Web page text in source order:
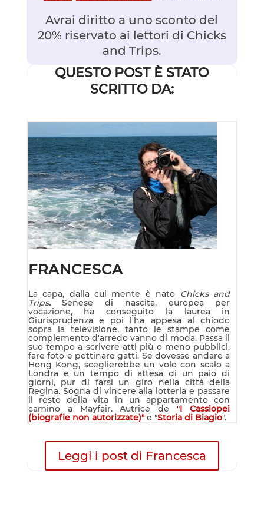
Avrai diritto a uno sconto del
20% riservato ai lettori di Chicks
and Trips.
QUESTO POST È STATO
SCRITTO DA:
FRANCESCA
La capa, dalla cui mente è nato Chicks and
Trips.Senese di nascita, europea per
vocazione, ha conseguito la laurea in
Giurisprudenza e poi l'ha appesa al chiodo
sopra la televisione, tanto le stampe come
complemento d'arredo vanno di moda. Passa il
suo tempo a scrivere atti più o meno pubblici,
fare foto e pettinare gatti. Se dovesse andare a
Hong Kong, sceglierebbe un volo con scalo a
Londra e un tempo di attesa di un paio di
giorni, pur di farsi un giro nella città della
Regina. Sogna di vincere alla lotteria e passare
il resto della vita in un appartamento con
camino a Mayfair. Autrice de"I Cassiopei
(biografie non autorizzate)"e "Storia di Biagio".
Leggi i post di Francesca